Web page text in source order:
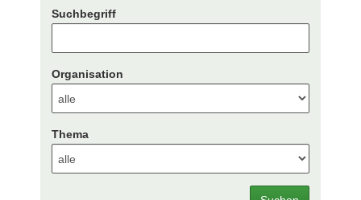
Suchbegriff
Organisation
Thema